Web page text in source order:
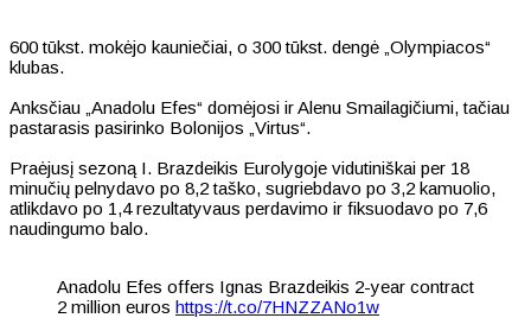
600 tūkst. mokėjo kauniečiai, o 300 tūkst. dengė „Olympiacos“
klubas.
Anksčiau „Anadolu Efes“ domėjosi ir Alenu Smailagičiumi, tačiau
pastarasis pasirinko Bolonijos „Virtus“.
Praėjusį sezoną I. Brazdeikis Eurolygoje vidutiniškai per 18
minučių pelnydavo po 8,2 taško, sugriebdavo po 3,2 kamuolio,
atlikdavo po 1,4 rezultatyvaus perdavimo ir fiksuodavo po 7,6
naudingumo balo.
Anadolu Efes offers Ignas Brazdeikis 2-year contract
2 million euros https://t.co/7HNZZANo1w